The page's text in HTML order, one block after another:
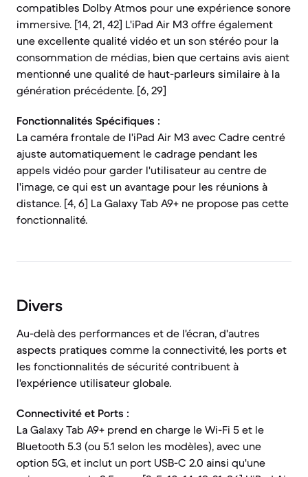
compatibles Dolby Atmos pour une expérience sonore
immersive. [14, 21, 42] L'iPad Air M3 offre également
une excellente qualité vidéo et un son stéréo pour la
consommation de médias, bien que certains avis aient
mentionné une qualité de haut-parleurs similaire à la
génération précédente. [6, 29]
Fonctionnalités Spécifiques :
La caméra frontale de l'iPad Air M3 avec Cadre centré
ajuste automatiquement le cadrage pendant les
appels vidéo pour garder l'utilisateur au centre de
l'image, ce qui est un avantage pour les réunions à
distance. [4, 6] La Galaxy Tab A9+ ne propose pas cette
fonctionnalité.
Divers
Au-delà des performances et de l'écran, d'autres
aspects pratiques comme la connectivité, les ports et
les fonctionnalités de sécurité contribuent à
l'expérience utilisateur globale.
Connectivité et Ports :
La Galaxy Tab A9+ prend en charge le Wi-Fi 5 et le
Bluetooth 5.3 (ou 5.1 selon les modèles), avec une
option 5G, et inclut un port USB-C 2.0 ainsi qu'une